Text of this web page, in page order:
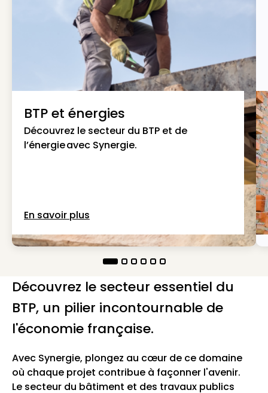
BTP et énergies
Découvrez le secteur du BTP et de
l’énergie avec Synergie.
En savoir plus
Découvrez le secteur essentiel du
BTP, un pilier incontournable de
l'économie française.
Avec Synergie, plongez au cœur de ce domaine
où chaque projet contribue à façonner l'avenir.
Le secteur du bâtiment et des travaux publics